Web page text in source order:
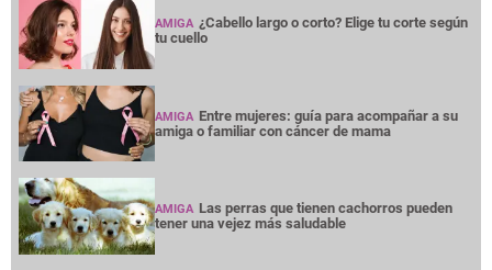
AMIGA ¿Cabello largo o corto? Elige tu corte según
tu cuello
AMIGA Entre mujeres: guía para acompañar a su
amiga o familiar con cáncer de mama
AMIGA Las perras que tienen cachorros pueden
tener una vejez más saludable